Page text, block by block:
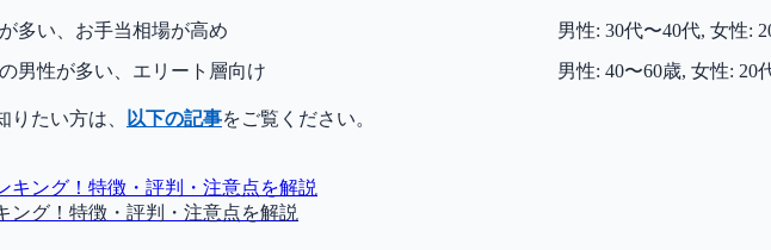
多い、お手当相場が高め
男性: 30代〜40代, 女性:
男性が多い、エリート層向け 男性: 40〜60歳, 女性: 20
たい方は、 以下の記事をご覧ください。
ング！特徴・評判・注意点を解説